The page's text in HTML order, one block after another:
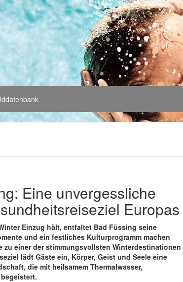
Eine unvergessliche
Europas
Einzug hält, entfaltet Bad Füssing seine
und ein festliches Kulturprogramm machen
einer der stimmungsvollsten Winterdestinationen
lädt Gäste ein, Körper, Geist und Seele eine
die mit heilsamem Thermalwasser,